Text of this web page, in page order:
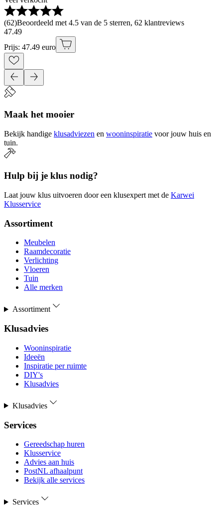
(62)Beoordeeld met 4.5 van de 5 sterren, 62 klantreviews
47.49
Prijs: 47.49 euro
Maak het mooier
Bekijk handige klusadviezen en wooninspiratie voor jouw huis en
tuin.
Hulp bij je klus nodig?
Laat jouw klus uitvoeren door een klusexpert met de Karwei
Klusservice
Assortiment
Meubelen
Raamdecoratie
Verlichting
Vloeren
Tuin
Alle merken
Assortiment
Klusadvies
Wooninspiratie
Ideeën
Inspiratie per ruimte
DIY's
Klusadvies
Klusadvies
Services
Gereedschap huren
Klusservice
Advies aan huis
PostNL afhaalpunt
Bekijk alle services
Services